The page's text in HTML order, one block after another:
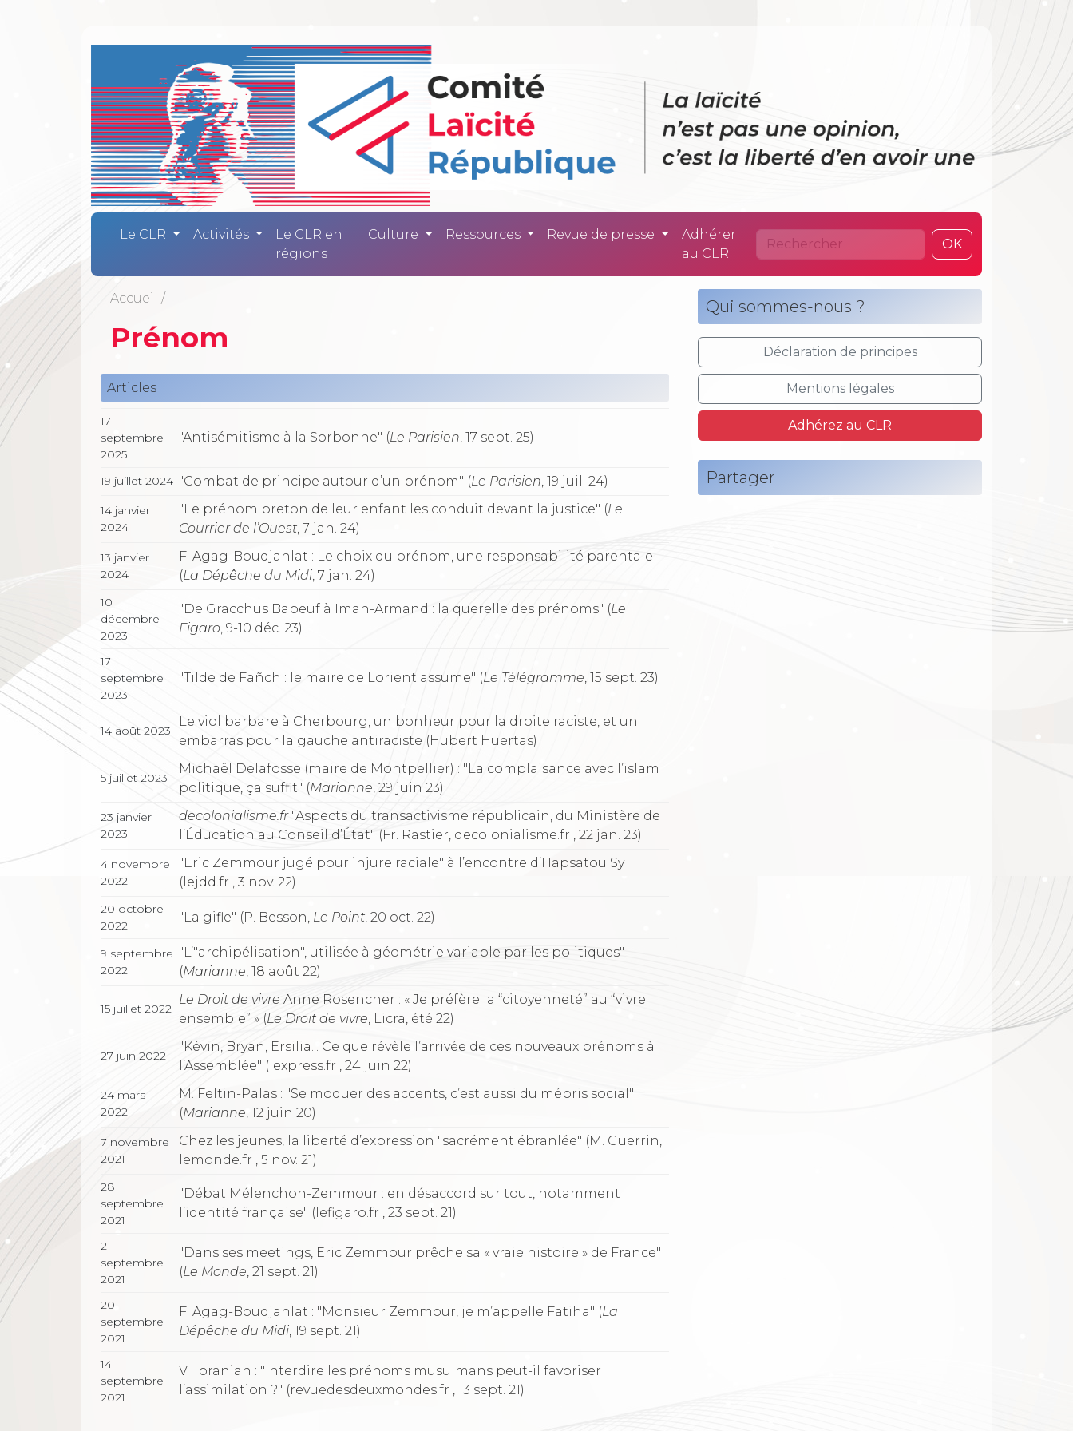
Comité Laïcité République - La laïcité
Le CLR Activités
Le CLR en
régions
Culture Ressources Revue de presse
Adhérer
au CLR
OK
Accueil /
Prénom
Articles
17
septembre
2025
"Antisémitisme à la Sorbonne" (Le Parisien, 17 sept. 25)
19 juillet 2024 "Combat de principe autour d’un prénom" (Le Parisien, 19 juil. 24)
14 janvier
2024
"Le prénom breton de leur enfant les conduit devant la justice" (Le
Courrier de l’Ouest, 7 jan. 24)
13 janvier
2024
F. Agag-Boudjahlat : Le choix du prénom, une responsabilité parentale
(La Dépêche du Midi, 7 jan. 24)
10
décembre
2023
"De Gracchus Babeuf à Iman-Armand : la querelle des prénoms" (Le
Figaro, 9-10 déc. 23)
17
septembre
2023
"Tilde de Fañch : le maire de Lorient assume" (Le Télégramme, 15 sept. 23)
14 août 2023
Le viol barbare à Cherbourg, un bonheur pour la droite raciste, et un
embarras pour la gauche antiraciste (Hubert Huertas)
5 juillet 2023
Michaël Delafosse (maire de Montpellier) : "La complaisance avec l’islam
politique, ça suffit" (Marianne, 29 juin 23)
23 janvier
2023
decolonialisme.fr"Aspects du transactivisme républicain, du Ministère de
l’Éducation au Conseil d’État" (Fr. Rastier, decolonialisme.fr , 22 jan. 23)
4 novembre
2022
"Eric Zemmour jugé pour injure raciale" à l’encontre d’Hapsatou Sy
(lejdd.fr , 3 nov. 22)
20 octobre
2022
"La gifle" (P. Besson, Le Point, 20 oct. 22)
9 septembre
2022
"L’"archipélisation", utilisée à géométrie variable par les politiques"
(Marianne, 18 août 22)
15 juillet 2022
Le Droit de vivre Anne Rosencher : « Je préfère la “citoyenneté” au “vivre
ensemble” » (Le Droit de vivre, Licra, été 22)
27 juin 2022
"Kévin, Bryan, Ersilia... Ce que révèle l’arrivée de ces nouveaux prénoms à
l’Assemblée" (lexpress.fr , 24 juin 22)
24 mars
2022
M. Feltin-Palas : "Se moquer des accents, c’est aussi du mépris social"
(Marianne, 12 juin 20)
7 novembre
2021
Chez les jeunes, la liberté d’expression "sacrément ébranlée" (M. Guerrin,
lemonde.fr , 5 nov. 21)
28
septembre
2021
"Débat Mélenchon-Zemmour : en désaccord sur tout, notamment
l’identité française" (lefigaro.fr , 23 sept. 21)
21
septembre
2021
"Dans ses meetings, Eric Zemmour prêche sa « vraie histoire » de France"
(Le Monde, 21 sept. 21)
20
septembre
2021
F. Agag-Boudjahlat : "Monsieur Zemmour, je m’appelle Fatiha" (La
Dépêche du Midi, 19 sept. 21)
14
septembre
2021
V. Toranian : "Interdire les prénoms musulmans peut-il favoriser
l’assimilation ?" (revuedesdeuxmondes.fr , 13 sept. 21)
Qui sommes-nous ?
Déclaration de principes
Mentions légales
Adhérez au CLR
Partager